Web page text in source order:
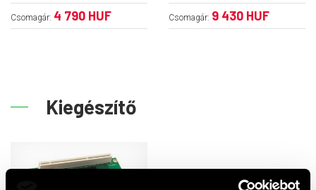
Csomagár: 4 790 HUF Csomagár: 9 430 HUF
Kiegészítő